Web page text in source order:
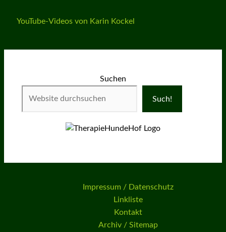
YouTube-Videos von Karin Kockel
Suchen
Such!
Impressum / Datenschutz
Linkliste
Kontakt
Archiv / Sitemap